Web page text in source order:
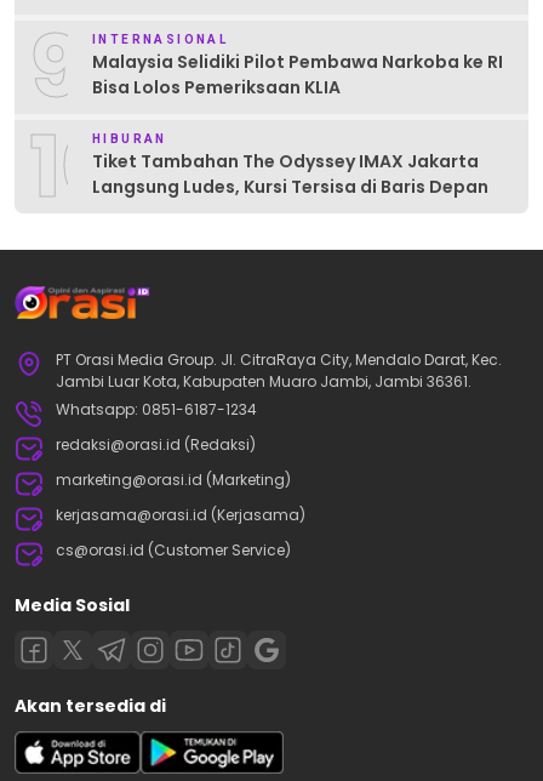
9 INTERNASIONAL
Malaysia Selidiki Pilot Pembawa Narkoba ke RI
Bisa Lolos Pemeriksaan KLIA
10HIBURAN
Tiket Tambahan The Odyssey IMAX Jakarta
Langsung Ludes, Kursi Tersisa di Baris Depan
PT Orasi Media Group. Jl. CitraRaya City, Mendalo Darat, Kec.
Jambi Luar Kota, Kabupaten Muaro Jambi, Jambi 36361.
Whatsapp: 0851-6187-1234
redaksi@orasi.id (Redaksi)
marketing@orasi.id (Marketing)
kerjasama@orasi.id (Kerjasama)
cs@orasi.id (Customer Service)
Media Sosial
Akan tersedia di